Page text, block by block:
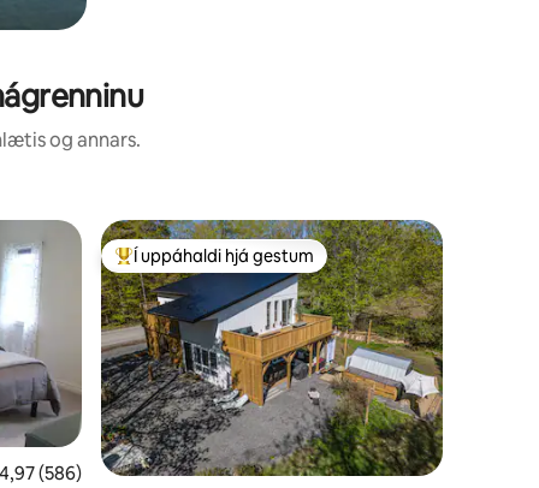
og annars.
af 5 í meðaleinkunn, 586 umsagnir
4,97 (586)
Í mestu uppáhaldi hjá gestum
Í uppáhaldi hjá gestum